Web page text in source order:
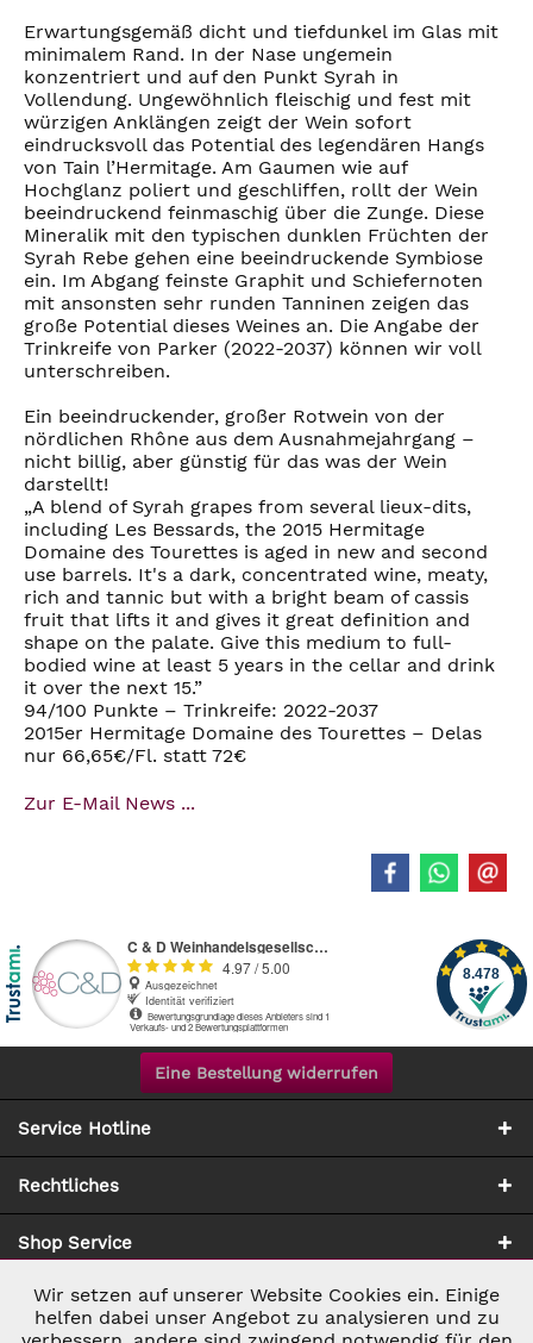
Erwartungsgemäß dicht und tiefdunkel im Glas mit
minimalem Rand. In der Nase ungemein
konzentriert und auf den Punkt Syrah in
Vollendung. Ungewöhnlich fleischig und fest mit
würzigen Anklängen zeigt der Wein sofort
eindrucksvoll das Potential des legendären Hangs
von Tain l’Hermitage. Am Gaumen wie auf
Hochglanz poliert und geschliffen, rollt der Wein
beeindruckend feinmaschig über die Zunge. Diese
Mineralik mit den typischen dunklen Früchten der
Syrah Rebe gehen eine beeindruckende Symbiose
ein. Im Abgang feinste Graphit und Schiefernoten
mit ansonsten sehr runden Tanninen zeigen das
große Potential dieses Weines an. Die Angabe der
Trinkreife von Parker (2022-2037) können wir voll
unterschreiben.
Ein beeindruckender, großer Rotwein von der
nördlichen Rhône aus dem Ausnahmejahrgang –
nicht billig, aber günstig für das was der Wein
darstellt!
„A blend of Syrah grapes from several lieux-dits,
including Les Bessards, the 2015 Hermitage
Domaine des Tourettes is aged in new and second
use barrels. It's a dark, concentrated wine, meaty,
rich and tannic but with a bright beam of cassis
fruit that lifts it and gives it great definition and
shape on the palate. Give this medium to full-
bodied wine at least 5 years in the cellar and drink
it over the next 15.”
94/100 Punkte – Trinkreife: 2022-2037
2015er Hermitage Domaine des Tourettes – Delas
nur 66,65€/Fl. statt 72€
Zur E-Mail News ...
Eine Bestellung widerrufen
Service Hotline
Rechtliches
Shop Service
Zahlung & Versand
Notwendig Aktiv
Wir setzen auf unserer Website Cookies ein. Einige
helfen dabei unser Angebot zu analysieren und zu